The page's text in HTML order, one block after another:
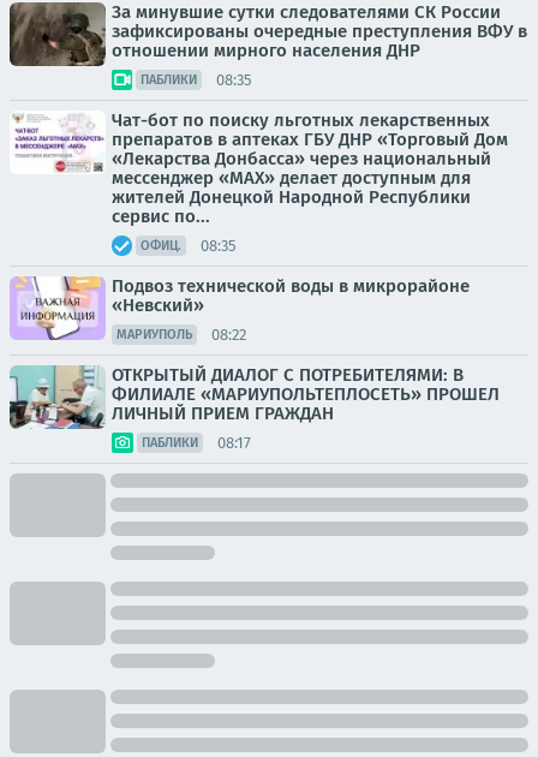
За минувшие сутки следователями СК России
зафиксированы очередные преступления ВФУ в
отношении мирного населения ДНР
ПАБЛИКИ 08:35
Чат-бот по поиску льготных лекарственных
препаратов в аптеках ГБУ ДНР «Торговый Дом
«Лекарства Донбасса» через национальный
мессенджер «МАХ» делает доступным для
жителей Донецкой Народной Республики
сервис по...
ОФИЦ. 08:35
Подвоз технической воды в микрорайоне
«Невский»
МАРИУПОЛЬ 08:22
ОТКРЫТЫЙ ДИАЛОГ С ПОТРЕБИТЕЛЯМИ: В
ФИЛИАЛЕ «МАРИУПОЛЬТЕПЛОСЕТЬ» ПРОШЕЛ
ЛИЧНЫЙ ПРИЕМ ГРАЖДАН
ПАБЛИКИ 08:17